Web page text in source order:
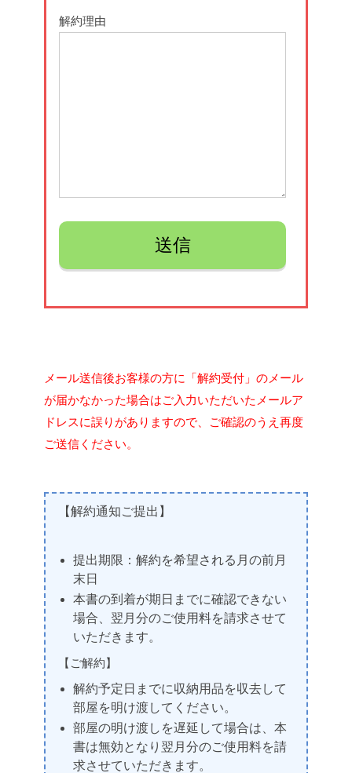
解約理由
メール送信後お客様の方に「解約受付」のメール
が届かなかった場合はご入力いただいたメールア
ドレスに誤りがありますので、ご確認のうえ再度
ご送信ください。
【解約通知ご提出】
提出期限：解約を希望される月の前月
末日
本書の到着が期日までに確認できない
場合、翌月分のご使用料を請求させて
いただきます。
【ご解約】
解約予定日までに収納用品を収去して
部屋を明け渡してください。
部屋の明け渡しを遅延して場合は、本
書は無効となり翌月分のご使用料を請
求させていただきます。